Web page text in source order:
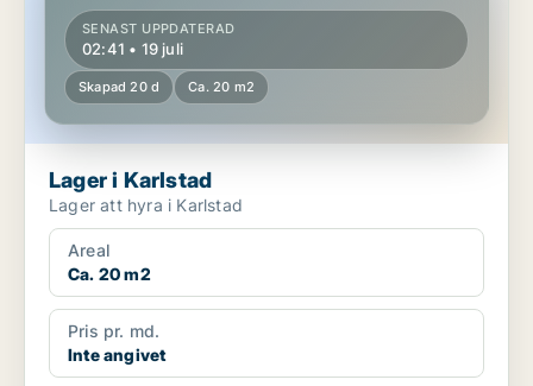
SENAST UPPDATERAD
02:41 • 19 juli
Skapad 20 d Ca. 20 m2
Lager i Karlstad
Lager att hyra i Karlstad
Areal
Ca. 20 m2
Pris pr. md.
Inte angivet